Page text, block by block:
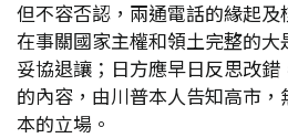
但不容否認，兩通電話的緣起
在事關國家主權和領土完整的
妥協退讓；日方應早日反思改
的內容，由川普本人告知高市
本的立場。